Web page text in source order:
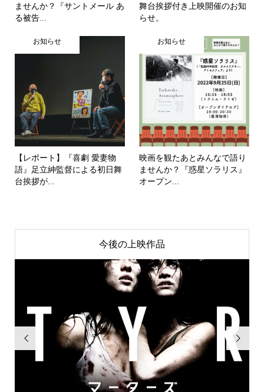
ませんか？『サントメール あ
る被告...
舞台挨拶付き上映開催のお知
らせ。
お知らせ
【レポート】『喜劇 愛妻物
語』足立紳監督による初日舞
台挨拶が...
お知らせ
映画を観たあとみんなで語り
ませんか？『惑星ソラリス』
オープン...
今後の上映作品
 